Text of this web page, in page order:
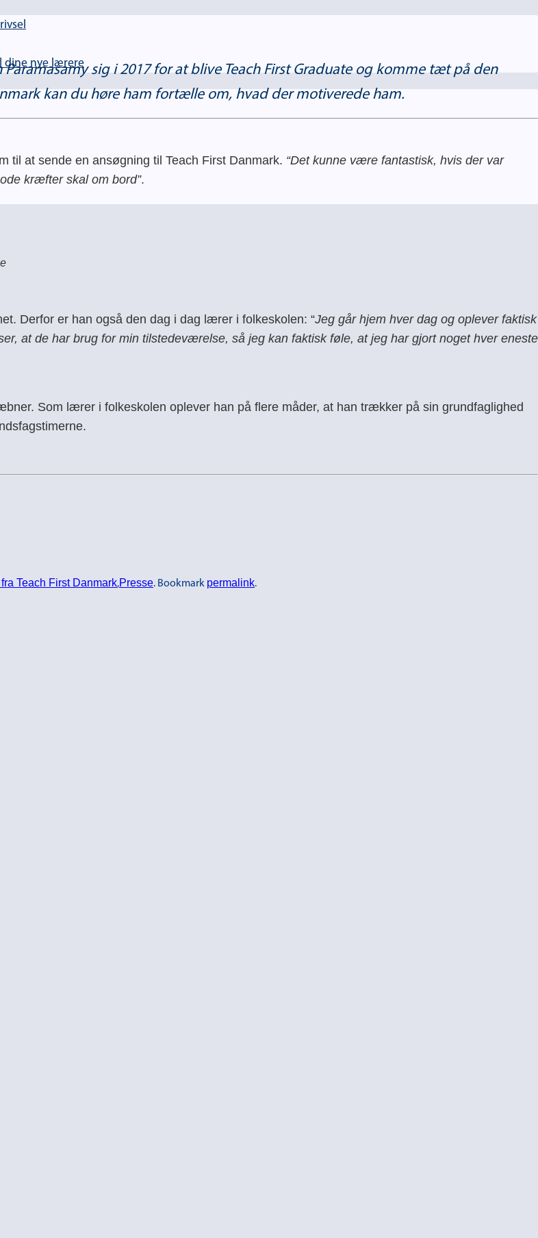
dine nye lærere sig i 2017 for at blive Teach First Graduate og komme tæt på den
kan du høre ham fortælle om, hvad der motiverede ham.
til at sende en ansøgning til Teach First Danmark. “Det kunne være fantastisk, hvis der var
kræfter skal om bord”.
Derfor er han også den dag i dag lærer i folkeskolen: “Jeg går hjem hver dag og oplever faktisk
at de har brug for min tilstedeværelse, så jeg kan faktisk føle, at jeg har gjort noget hver eneste
Som lærer i folkeskolen oplever han på flere måder, at han trækker på sin grundfaglighed
Teach First Danmark,Presse. Bookmark permalink.